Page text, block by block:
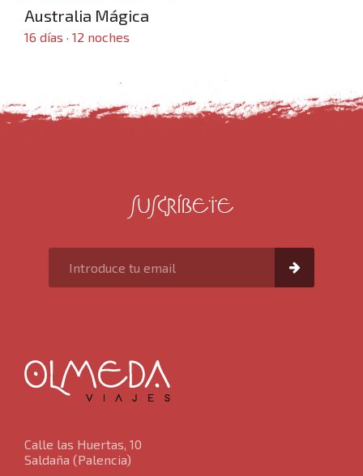
Crear viaje a medida
Grandes viajes por el mundo
Viajes desde Castilla y León
Viajes para mayores de 60 años
Australia Mágica
16 días · 12 noches
SUSCRÍBETE
Calle las Huertas, 10
Saldaña (Palencia)